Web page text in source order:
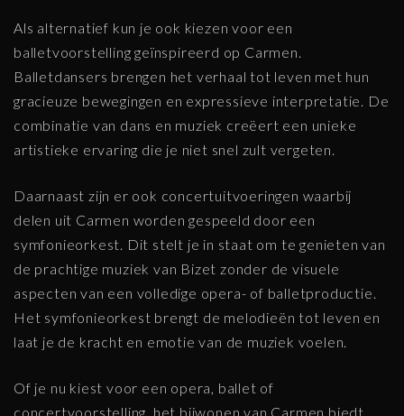
Als alternatief kun je ook kiezen voor een
balletvoorstelling geïnspireerd op Carmen.
Balletdansers brengen het verhaal tot leven met hun
gracieuze bewegingen en expressieve interpretatie. De
combinatie van dans en muziek creëert een unieke
artistieke ervaring die je niet snel zult vergeten.
Daarnaast zijn er ook concertuitvoeringen waarbij
delen uit Carmen worden gespeeld door een
symfonieorkest. Dit stelt je in staat om te genieten van
de prachtige muziek van Bizet zonder de visuele
aspecten van een volledige opera- of balletproductie.
Het symfonieorkest brengt de melodieën tot leven en
laat je de kracht en emotie van de muziek voelen.
Of je nu kiest voor een opera, ballet of
concertvoorstelling, het bijwonen van Carmen biedt